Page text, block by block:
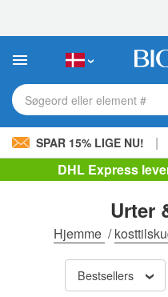
websted
Søgeord eller element #
SPAR 15% LIGE NU! |
DHL Express
Urter
Hjemme /
Bestsellers